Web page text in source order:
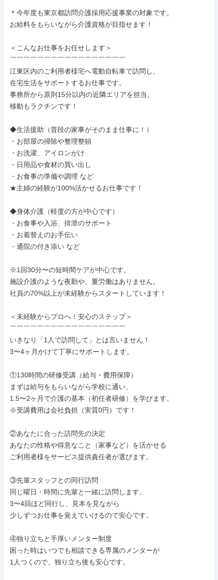
＊今年度も東京都訪問介護採用応援事業の対象です。
お給料をもらいながら介護資格が目指せます！
＜こんなお仕事をお任せします＞
￣￣￣￣￣￣￣￣￣￣￣￣￣￣￣￣￣
江東区内のご利用者様宅へ電動自転車で訪問し、
在宅生活をサポートするお仕事です。
事務所から原則15分以内の近隣エリアを担当。
移動もラクチンです！
◆生活援助（普段の家事がそのまま仕事に！）
・お部屋の掃除や整理整頓
・お洗濯、アイロンがけ
・日用品や食材の買い出し
・お食事の準備や調理 など
★主婦の経験が100%活かせるお仕事です！
◆身体介護（軽度の方が中心です）
・お食事や入浴、排泄のサポート
・お着替えのお手伝い
・通院の付き添い など
※1回30分〜の短時間ケアが中心です。
施設介護のような夜勤や、重労働はありません。
社員の70%以上が未経験からスタートしています！
＜未経験からプロへ！安心のステップ＞
￣￣￣￣￣￣￣￣￣￣￣￣￣￣￣￣￣
いきなり「1人で訪問して」とは言いません！
3〜4ヶ月かけて丁寧にサポートします。
①130時間の研修受講（給与・費用保障）
まずは給与をもらいながら学校に通い、
1.5〜2ヶ月で介護の基本（初任者研修）を学びます。
※受講費用は会社負担（実質0円）です！
②あなたに合った訪問先の決定
あなたの性格や得意なこと（家事など）を活かせる
ご利用者様をサービス提供責任者が選びます。
③先輩スタッフとの同行訪問
同じ曜日・時間に先輩と一緒に訪問します。
3〜4回ほど同行し、見本を見ながら
少しずつお仕事を覚えていけるので安心です。
④独り立ちと手厚いメンター制度
困った時はいつでも相談できる専属のメンターが
1人つくので、独り立ち後も安心です。